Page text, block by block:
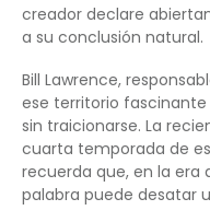
creador declare
a su conclusión natural.
Bill Lawrence,
ese territorio
sin traicionarse. La
cuarta temporada de
recuerda que, en la era
palabra puede desatar